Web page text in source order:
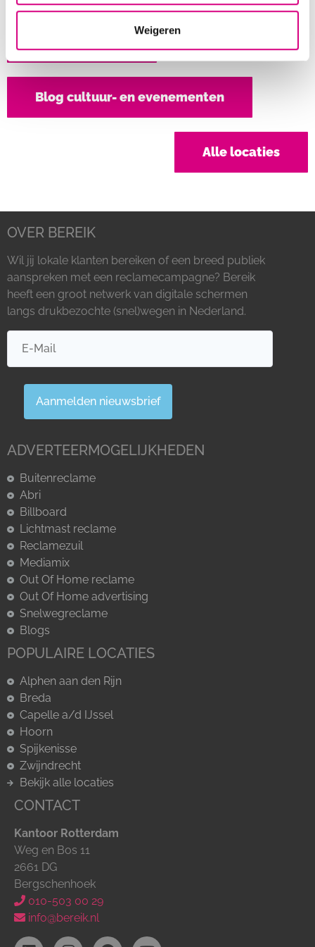
Weigeren
Blog cultuur- en evenementen
Alle locaties
OVER BEREIK
Wil jij lokale klanten bereiken of een breed publiek
aanspreken met een reclamecampagne? Bereik
heeft een groot netwerk van digitale schermen
langs drukbezochte (snel)wegen in Nederland.
Aanmelden nieuwsbrief
ADVERTEERMOGELIJKHEDEN
Buitenreclame
Abri
Billboard
Lichtmast reclame
Reclamezuil
Mediamix
Out Of Home reclame
Out Of Home advertising
Snelwegreclame
Blogs
POPULAIRE LOCATIES
Alphen aan den Rijn
Breda
Capelle a/d IJssel
Hoorn
Spijkenisse
Zwijndrecht
Bekijk alle locaties
CONTACT
Kantoor Rotterdam
Weg en Bos 11
2661 DG
Bergschenhoek
010-503 00 29
info@bereik.nl